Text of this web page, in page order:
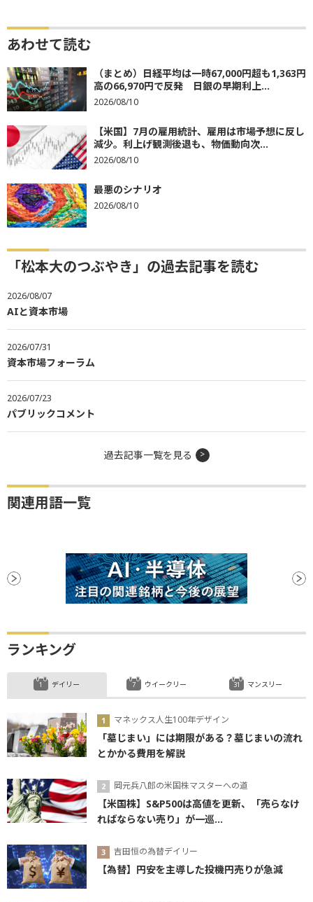
あわせて読む
（まとめ）日経平均は一時67,000円超も1,363円
高の66,970円で反発 日銀の早期利上...
2026/08/10
【米国】7月の雇用統計、雇用は市場予想に反し
減少。利上げ観測後退も、物価動向次...
2026/08/10
最悪のシナリオ
2026/08/10
「松本大のつぶやき」の過去記事を読む
2026/08/07
AIと資本市場
2026/07/31
資本市場フォーラム
2026/07/23
パブリックコメント
過去記事一覧を見る
関連用語一覧
ランキング
デイリー
マネックス人生100年デザイン
「墓じまい」には期限がある？墓じまいの流れ
とかかる費用を解説
岡元兵八郎の米国株マスターへの道
【米国株】S&P500は高値を更新、「売らなけ
ればならない売り」が一巡...
吉田恒の為替デイリー
【為替】円安を主導した投機円売りが急減
ウイークリー マンスリー